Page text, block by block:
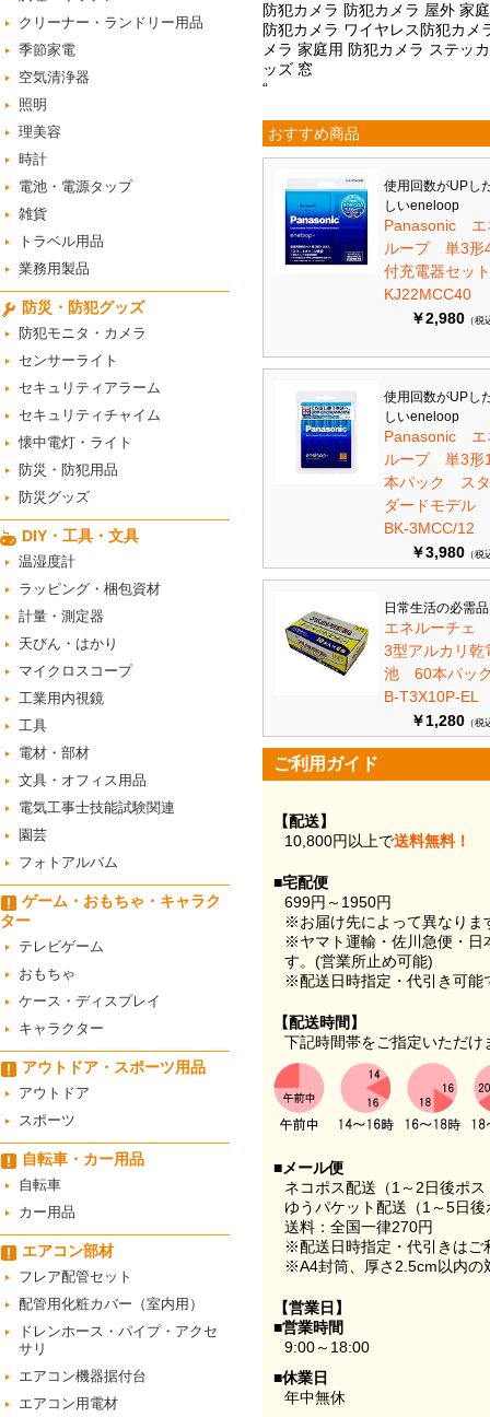
クリーナー・ランドリー用品
季節家電
空気清浄器
照明
理美容
時計
電池・電源タップ
雑貨
トラベル用品
業務用製品
防災・防犯グッズ
防犯モニタ・カメラ
センサーライト
セキュリティアラーム
セキュリティチャイム
懐中電灯・ライト
防災・防犯用品
防災グッズ
DIY・工具・文具
温湿度計
ラッピング・梱包資材
計量・測定器
天びん・はかり
マイクロスコープ
工業用内視鏡
工具
電材・部材
文具・オフィス用品
電気工事士技能試験関連
園芸
フォトアルバム
ゲーム・おもちゃ・キャラク
ター
テレビゲーム
おもちゃ
ケース・ディスプレイ
キャラクター
アウトドア・スポーツ用品
アウトドア
スポーツ
自転車・カー用品
自転車
カー用品
エアコン部材
フレア配管セット
配管用化粧カバー（室内用）
ドレンホース・パイプ・アクセ
サリ
エアコン機器据付台
エアコン用電材
防犯カメラ 防犯カメラ 屋外 家
防犯カメラ ワイヤレス防犯カ
メラ 家庭用 防犯カメラ ステッ
ッズ 窓
“
おすすめ商品
使用回数がUPし
しいeneloop
Panasonic エ
ループ 単3形
付充電器セッ
KJ22MCC40
￥2,980 （税
使用回数がUPし
しいeneloop
Panasonic エ
ループ 単3形
本パック ス
ダードモデル
BK-3MCC/12
￥3,980 （税
日常生活の必需
エネルーチェ
3型アルカリ乾
池 60本パ
B-T3X10P-EL
￥1,280 （税
ご利用ガイド
【配送】
10,800円以上で送料無料！
■宅配便
699円～1950円
※お届け先によって異なりま
※ヤマト運輸・佐川急便・日
す。(営業所止め可能)
※配送日時指定・代引き可能
【配送時間】
下記時間帯をご指定いただけ
■メール便
ネコポス配送（1～2日後ポ
ゆうパケット配送（1～5日
送料：全国一律270円
※配送日時指定・代引きはご
※A4封筒、厚さ2.5cm以内の
【営業日】
■営業時間
9:00～18:00
■休業日
年中無休